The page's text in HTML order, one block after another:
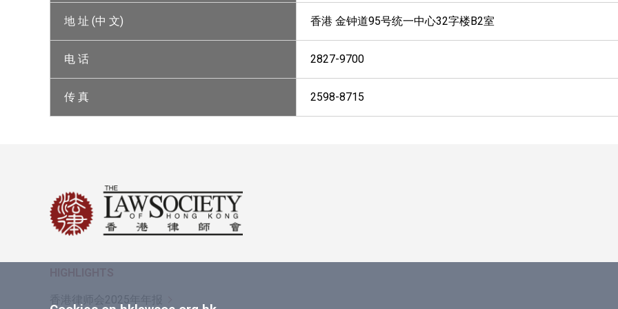
地 址 (中 文) 香港 金钟道95号统一中心32字楼B2室
电 话 2827-9700
传 真 2598-8715
香港律师会2025年年报